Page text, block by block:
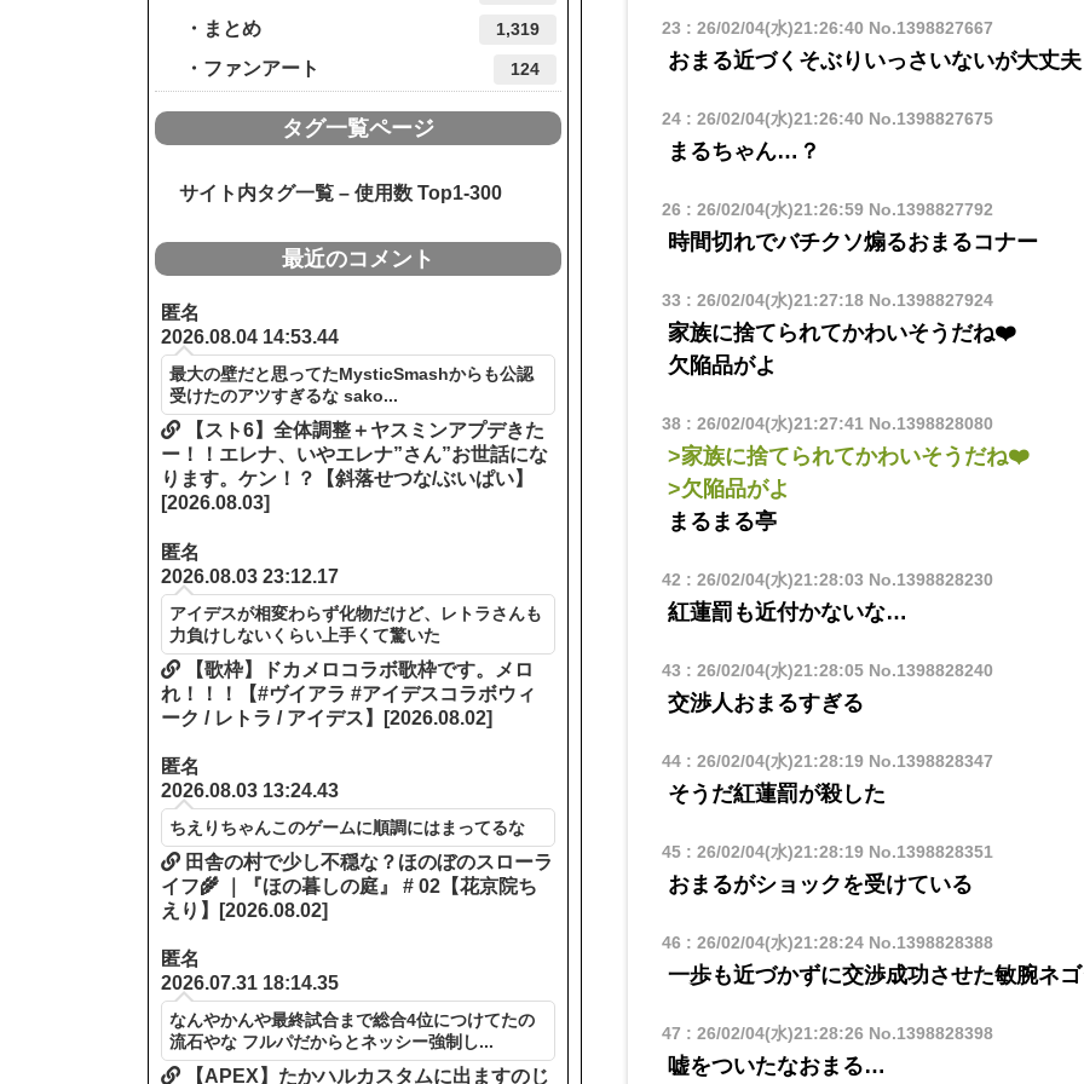
23 : 26/02/04(水)21:26:40 No.1398827667
おまる近づくそぶりいっさいないが大丈
24: 26/02/04(水)21:26:40 No.1398827675
まるちゃん…？
26 : 26/02/04(水)21:26:59No.1398827792
時間切れでバチクソ煽るおまるコナー
33 : 26/02/04(水)21:27:18No.1398827924
家族に捨てられてかわいそうだね❤️
欠陥品がよ
38: 26/02/04(水)21:27:41 No.1398828080
>家族に捨てられてかわいそうだね❤️
>欠陥品がよ
まるまる亭
42 : 26/02/04(水)21:28:03 No.1398828230
紅蓮罰も近付かないな…
43 : 26/02/04(水)21:28:05No.1398828240
交渉人おまるすぎる
44: 26/02/04(水)21:28:19No.1398828347
そうだ紅蓮罰が殺した
45: 26/02/04(水)21:28:19No.1398828351
おまるがショックを受けている
46 : 26/02/04(水)21:28:24No.1398828388
一歩も近づかずに交渉成功させた敏腕ネ
47 : 26/02/04(水)21:28:26 No.1398828398
嘘をついたなおまる…
まとめ 1,319
ファンアート 124
タグ一覧ページ
サイト内タグ一覧 – 使用数 Top1-300
最近のコメント
匿名
2026.08.04 14:53.44
最大の壁だと思ってたMysticSmashからも公認
受けたのアツすぎるな sako...
【スト6】全体調整＋ヤスミンアプデきた
ー！！エレナ、いやエレナ”さん”お世話にな
ります。ケン！？【斜落せつな/ぶいぱい】
[2026.08.03]
匿名
2026.08.03 23:12.17
アイデスが相変わらず化物だけど、レトラさんも
力負けしないくらい上手くて驚いた
【歌枠】ドカメロコラボ歌枠です。メロ
れ！！！【#ヴイアラ #アイデスコラボウィ
ーク / レトラ / アイデス】[2026.08.02]
匿名
2026.08.03 13:24.43
ちえりちゃんこのゲームに順調にはまってるな
田舎の村で少し不穏な？ほのぼのスローラ
イフ🌾 ｜『ほの暮しの庭』 # 02【花京院ち
えり】[2026.08.02]
匿名
2026.07.31 18:14.35
なんやかんや最終試合まで総合4位につけてたの
流石やな フルパだからとネッシー強制し...
【APEX】たかハルカスタムに出ますのじ